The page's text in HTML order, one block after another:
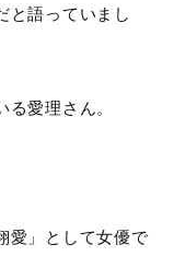
と語っていまし
愛理さん。
愛」として女優で